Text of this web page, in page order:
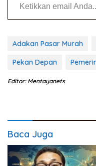
Adakan Pasar Murah
Pekan Depan
Editor: Mentayanets
Baca Juga